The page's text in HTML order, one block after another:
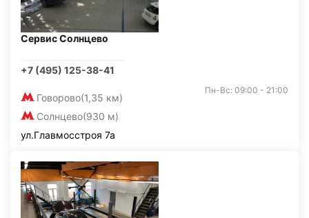
Сервис Солнцево
+7 (495) 125-38-41
Говорово(1,35 км)
Солнцево(930 м)
Пн-Вс: 09:00 - 21:00
ул.Главмосстроя 7а